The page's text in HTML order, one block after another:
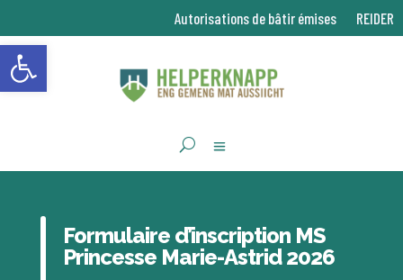
Ouvrir la barre d’outils
Autorisations de bâtir émises REIDER
Formulaire d’inscription MS
Princesse Marie-Astrid 2026